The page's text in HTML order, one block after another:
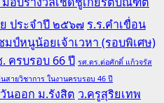
ประจำปี ๒๕๖๗ ร.ร.คำเขื่อน
ป์หนูน้อยเจ้าเวหา (รอบพิเศษ)
ครบรอบ 66 ปี รศ.ดร.ต่อศักดิ์ แก้วจรัส
สายวิชาการ ในงานครบรอบ 46 ปี
นออก ม.รังสิต ว.ครูสุริยเทพ